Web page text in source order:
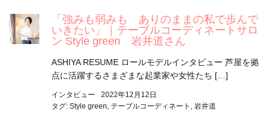
「強みも弱みも ありのままの私で歩んで
いきたい」｜テーブルコーディネートサロ
ン Style green 岩井道さん
ASHIYA RESUME ロールモデルインタビュー 芦屋を拠
点に活躍するさまざまな起業家や女性たち […]
インタビュー
2022年12月12日
タグ: Style green テーブルコーディネート 岩井道